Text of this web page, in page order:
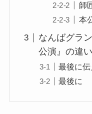
師
本
なんばグラ
公演』の違
最後に
最後に